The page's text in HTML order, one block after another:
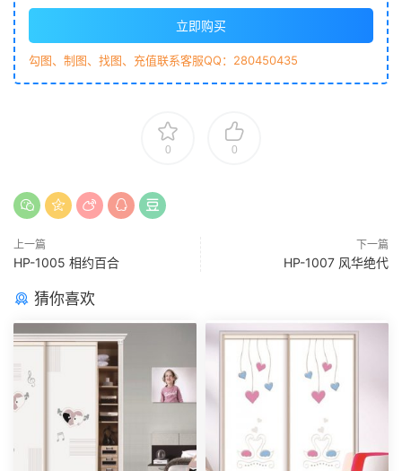
立即购买
勾图、制图、找图、充值联系客服QQ：280450435
0 0
上一篇
HP-1005 相约百合
下一篇
HP-1007 风华绝代
猜你喜欢